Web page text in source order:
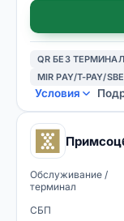
QR БЕЗ
MIR PAY/T-PAY/
Условия
Обслуживание /
терминал
СБП